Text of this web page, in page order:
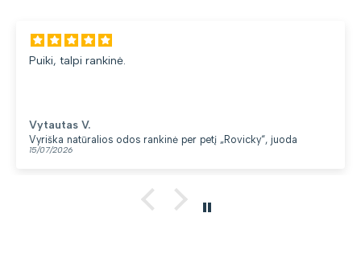
Puiki, talpi rankinė.
Vytautas V.
Vyriška natūralios odos rankinė per petį „Rovicky“, juoda
15/07/2026